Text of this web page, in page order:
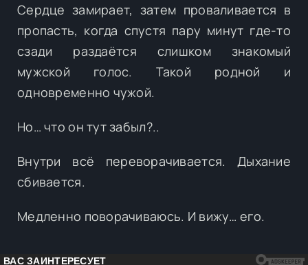
Сердце замирает, затем проваливается в
пропасть, когда спустя пару минут где-то
сзади раздаётся слишком знакомый
мужской голос. Такой родной и
одновременно чужой.
Но… что он тут забыл?..
Внутри всё переворачивается. Дыхание
сбивается.
Медленно поворачиваюсь. И вижу… его.